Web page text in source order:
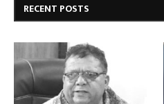
RECENT POSTS